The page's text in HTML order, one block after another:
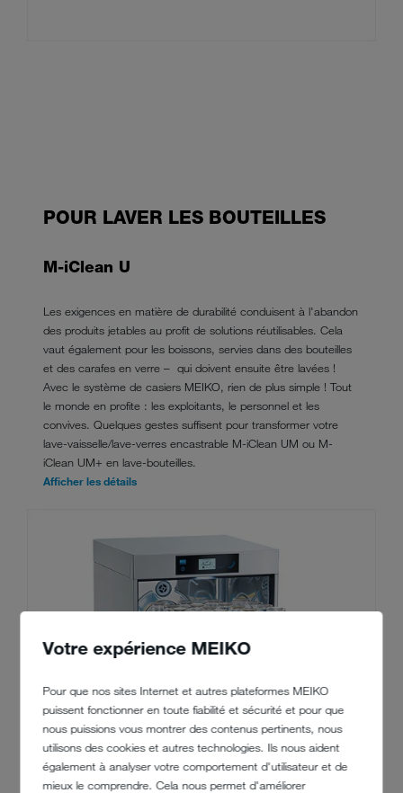
Votre expérience MEIKO
Pour que nos sites Internet et autres plateformes MEIKO
puissent fonctionner en toute fiabilité et sécurité et pour que
nous puissions vous montrer des contenus pertinents, nous
utilisons des cookies et autres technologies. Ils nous aident
également à analyser votre comportement d'utilisateur et de
mieux le comprendre. Cela nous permet d'améliorer
POUR LAVER LES BOUTEILLES
M-iClean U
Les exigences en matière de durabilité conduisent à l'abandon
des produits jetables au profit de solutions réutilisables. Cela
vaut également pour les boissons, servies dans des bouteilles
et des carafes en verre – qui doivent ensuite être lavées !
Avec le système de casiers MEIKO, rien de plus simple ! Tout
le monde en profite : les exploitants, le personnel et les
convives. Quelques gestes suffisent pour transformer votre
lave-vaisselle/lave-verres encastrable M-iClean UM ou M-
iClean UM+ en lave-bouteilles.
Afficher les détails